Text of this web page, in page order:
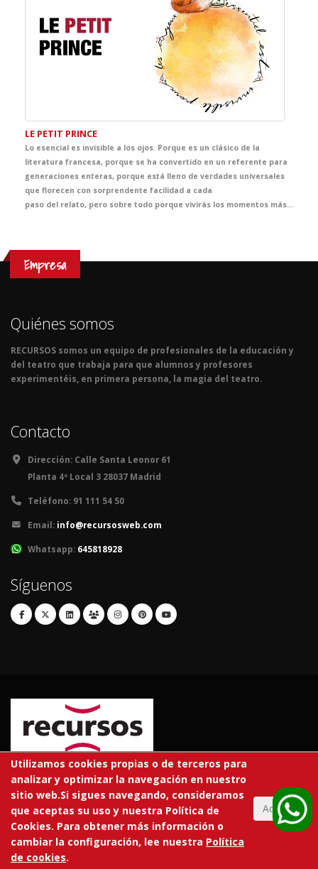
LE PETIT PRINCE
Lo esencial es invisible a los ojos. Porque es un clásico de la
literatura francesa, porque se ha convertido en un referente para
generaciones enteras, porque está lleno de verdades universales
que florecen con sorprendente facilidad a cada
paso del relato, pero sobre todo porque vivirás los momentos más entrañables en un viaje a la esencia. De nuevo para vosotros como respuesta a las numerosas peticiones para su reposición. Un espectáculo aparentemente sencillo, de lenguaje visual, ideal para que los estudiantes más jóvenes del cole se adentren en el estudio del Francés.
Empresa
Quiénes somos
RECURSOS somos un equipo de profesionales de la educación y
del teatro que trabaja para que alumnos y profesores
experimentéis, en primera persona, la magia del teatro.
Contacto
Dirección: Calle Santa Leonor 61
Planta 4º Local 3 28037 Madrid
Teléfono: 91 111 54 50
Email: info@recursosweb.com
Whatsapp: 645818928
Síguenos
© 2026 RECURSOS EDUCATIVOS S.L.
Todos los derechos reservados.
En tu centro Tarifas Trabaja con nosotros
Aviso legal
Política de privacidad
Utilizamos cookies propias o de terceros para
analizar y optimizar la navegación en nuestro
sitio web.Si sigues navegando, consideramos
que aceptas su uso y nuestra Política de
Cookies. Para obtener más información o
cambiar la configuración, lee nuestra Política
de cookies.
Aceptar